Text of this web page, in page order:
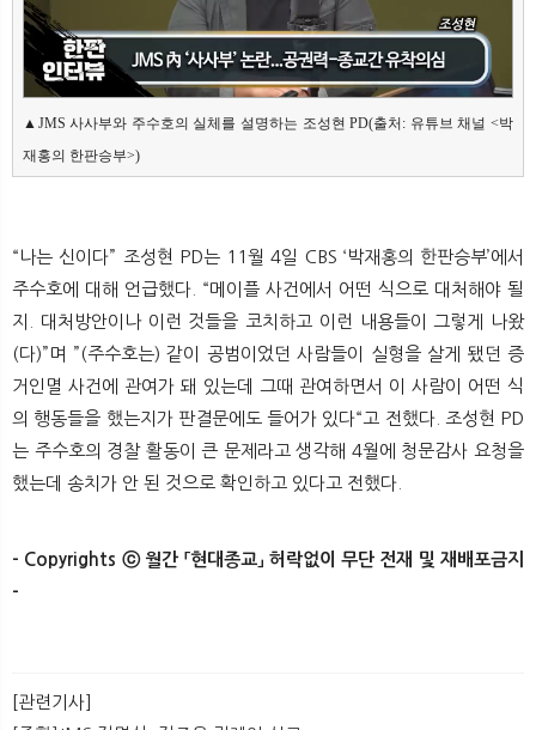
▲JMS 사사부와 주수호의 실체를 설명하는 조성현 PD(출처: 유튜브 채널 <박
재홍의 한판승부>)
“나는 신이다” 조성현 PD는 11월 4일 CBS ‘박재홍의 한판승부’에서
주수호에 대해 언급했다. “메이플 사건에서 어떤 식으로 대처해야 될
지. 대처방안이나 이런 것들을 코치하고 이런 내용들이 그렇게 나왔
(다)”며 ”(주수호는) 같이 공범이었던 사람들이 실형을 살게 됐던 증
거인멸 사건에 관여가 돼 있는데 그때 관여하면서 이 사람이 어떤 식
의 행동들을 했는지가 판결문에도 들어가 있다“고 전했다. 조성현 PD
는 주수호의 경찰 활동이 큰 문제라고 생각해 4월에 청문감사 요청을
했는데 송치가 안 된 것으로 확인하고 있다고 전했다.​
- Copyrights ⓒ 월간 「현대종교」 허락없이 무단 전재 및 재배포금지
-​​​
[관련기사]